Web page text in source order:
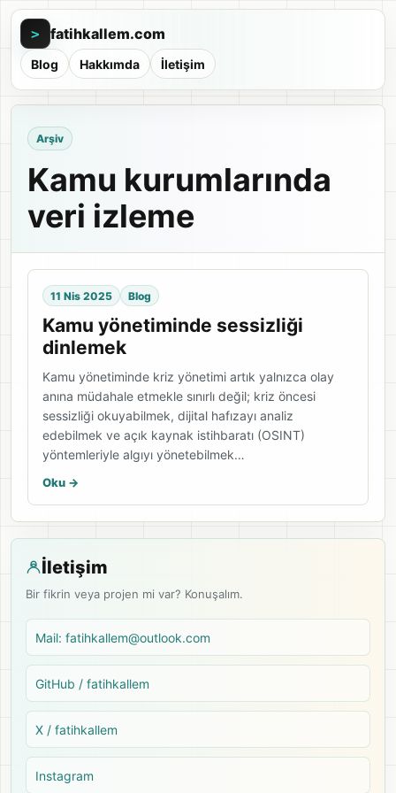
> fatihkallem.com
Blog Hakkımda İletişim
Arşiv
Kamu kurumlarında
veri izleme
11 Nis 2025 Blog
Kamu yönetiminde sessizliği
dinlemek
Kamu yönetiminde kriz yönetimi artık yalnızca olay
anına müdahale etmekle sınırlı değil; kriz öncesi
sessizliği okuyabilmek, dijital hafızayı analiz
edebilmek ve açık kaynak istihbaratı (OSINT)
yöntemleriyle algıyı yönetebilmek…
Oku ->
İletişim
Bir fikrin veya projen mi var? Konuşalım.
Mail: fatihkallem@outlook.com
GitHub / fatihkallem
X / fatihkallem
Instagram